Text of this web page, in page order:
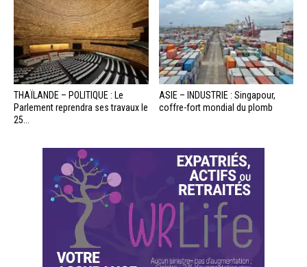
THAÏLANDE – POLITIQUE : Le
Parlement reprendra ses travaux le
25...
ASIE – INDUSTRIE : Singapour,
coffre-fort mondial du plomb